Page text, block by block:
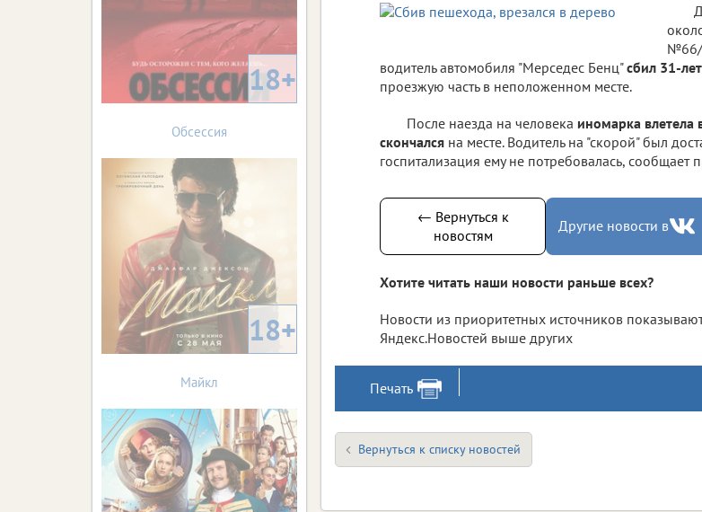
водитель автомобиля "Мерседес Бенц"сбил 31-
проезжую часть в неположенном месте.
После наезда на человека иномарка влетела
скончался на месте. Водитель на "скорой" был
госпитализация ему не потребовалась,
← Вернуться к
новостям
Другие новости в
Хотите читать наши новости раньше всех?
Новости из приоритетных источников
Яндекс.Новостей выше других
Печать
Вернуться к списку новостей
18+
Обсессия
18+
Майкл